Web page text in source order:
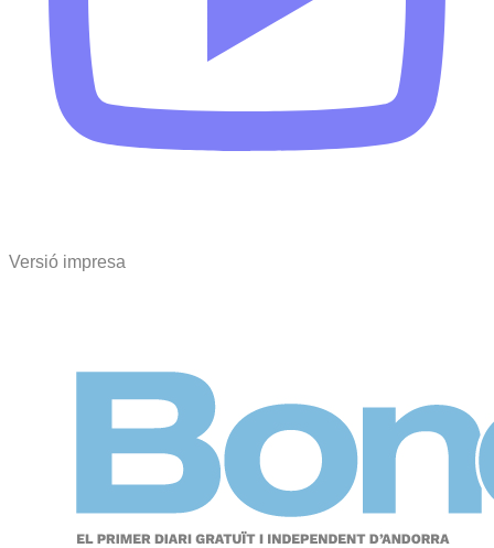
Versió impresa